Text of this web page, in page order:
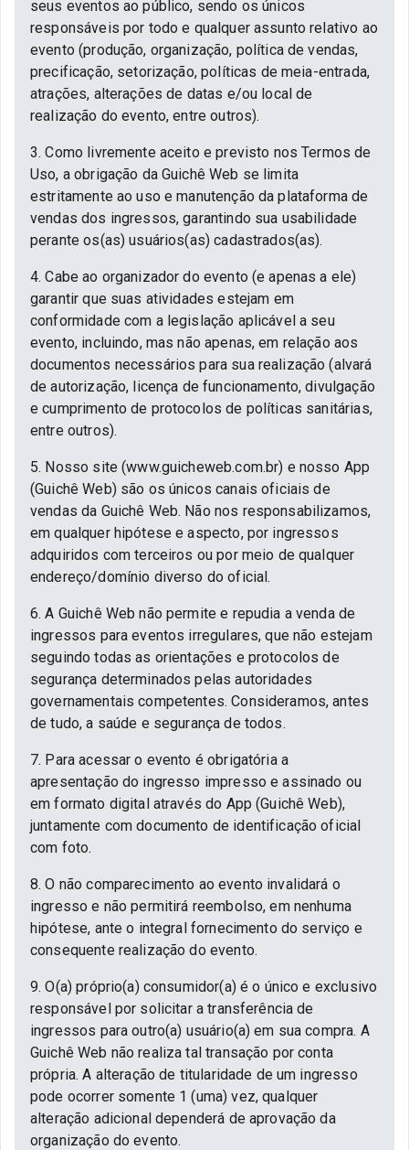
seus eventos ao público, sendo os únicos
responsáveis por todo e qualquer assunto relativo ao
evento (produção, organização, política de vendas,
precificação, setorização, políticas de meia-entrada,
atrações, alterações de datas e/ou local de
realização do evento, entre outros).
3. Como livremente aceito e previsto nos Termos de
Uso, a obrigação da Guichê Web se limita
estritamente ao uso e manutenção da plataforma de
vendas dos ingressos, garantindo sua usabilidade
perante os(as) usuários(as) cadastrados(as).
4. Cabe ao organizador do evento (e apenas a ele)
garantir que suas atividades estejam em
conformidade com a legislação aplicável a seu
evento, incluindo, mas não apenas, em relação aos
documentos necessários para sua realização (alvará
de autorização, licença de funcionamento, divulgação
e cumprimento de protocolos de políticas sanitárias,
entre outros).
5. Nosso site (www.guicheweb.com.br) e nosso App
(Guichê Web) são os únicos canais oficiais de
vendas da Guichê Web. Não nos responsabilizamos,
em qualquer hipótese e aspecto, por ingressos
adquiridos com terceiros ou por meio de qualquer
endereço/domínio diverso do oficial.
6. A Guichê Web não permite e repudia a venda de
ingressos para eventos irregulares, que não estejam
seguindo todas as orientações e protocolos de
segurança determinados pelas autoridades
governamentais competentes. Consideramos, antes
de tudo, a saúde e segurança de todos.
7. Para acessar o evento é obrigatória a
apresentação do ingresso impresso e assinado ou
em formato digital através do App (Guichê Web),
juntamente com documento de identificação oficial
com foto.
8. O não comparecimento ao evento invalidará o
ingresso e não permitirá reembolso, em nenhuma
hipótese, ante o integral fornecimento do serviço e
consequente realização do evento.
9. O(a) próprio(a) consumidor(a) é o único e exclusivo
responsável por solicitar a transferência de
ingressos para outro(a) usuário(a) em sua compra. A
Guichê Web não realiza tal transação por conta
própria. A alteração de titularidade de um ingresso
pode ocorrer somente 1 (uma) vez, qualquer
alteração adicional dependerá de aprovação da
organização do evento.